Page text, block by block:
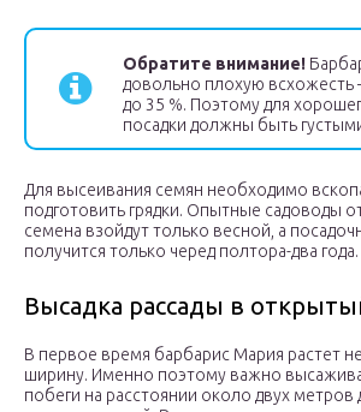
Обратите внимание!
довольно плохую всхожесть
до 35 %. Поэтому для
посадки должны быть
Для высеивания семян необходимо
подготовить грядки. Опытные садоводы
семена взойдут только весной, а
получится только черед полтора-два года.
Высадка рассады в
В первое время барбарис Мария растет
ширину. Именно поэтому важно
побеги на расстоянии около двух метров